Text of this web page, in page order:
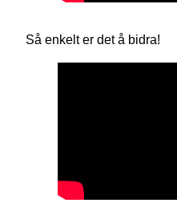
Så enkelt er det å bidra!